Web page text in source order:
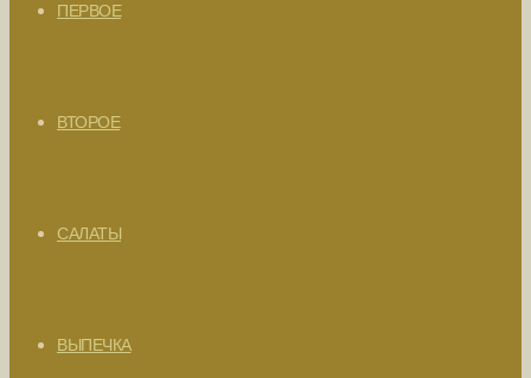
ПЕРВОЕ
ВТОРОЕ
САЛАТЫ
ВЫПЕЧКА